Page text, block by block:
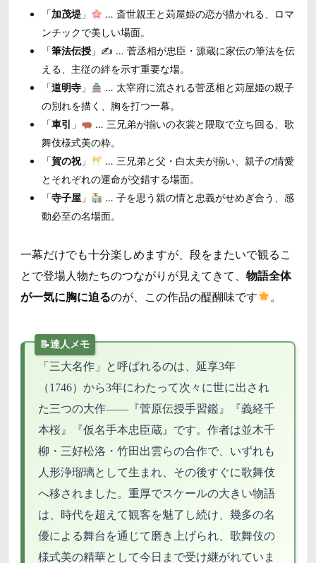
「加茂堤 」
… 斎世親王と苅屋姫の恋が描かれる、ロマ
ンチックで美しい場面。
「筆法伝授 」✍️ … 菅丞相が忠臣・源蔵に家伝の筆法を伝
える、主従の絆を示す重要な場。
「道明寺 」
… 太宰府に流される菅丞相と苅屋姫の親子
の別れを描く、胸を打つ一幕。
「車引 」
… 三兄弟が揃いの衣裳と隈取で立ち回る、歌
舞伎様式美の粋。
「賀の祝」
… 三兄弟と父・白太夫が揃い、親子の情愛
とそれぞれの運命が交錯する場面。
「寺子屋 」
… 子を思う親の情と忠義がせめぎ合う、感
動必至の名場面。
一幕だけでも十分楽しめますが、段をまたいで観るこ
とで登場人物たちのつながりが見えてきて、 物語全体
が一気に胸に迫るのが、この作品の醍醐味です 。
「三大名作」と呼ばれるのは、延享3年
（1746）から3年にわたって次々に世に出され
た三つの大作――『菅原伝授手習鑑』『義経千
本桜』『仮名手本忠臣蔵』です。作者は並木千
柳・三好松洛・竹田出雲らの合作で、いずれも
人形浄瑠璃として生まれ、その後すぐに歌舞伎
へ移されました。重厚でスケールの大きい物語
は、時代を超えて観客を魅了し続け、幾多の名
優による舞台を通じて磨き上げられ、歌舞伎の
様式美の精華として今日まで受け継がれていま